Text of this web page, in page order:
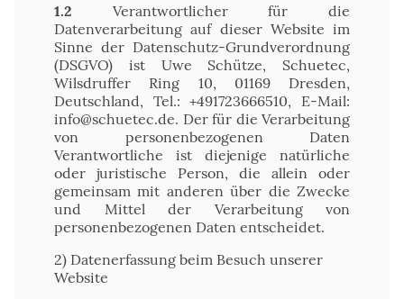
1.2 Verantwortlicher für die
Datenverarbeitung auf dieser Website im
Sinne der Datenschutz-Grundverordnung
(DSGVO) ist Uwe Schütze, Schuetec,
Wilsdruffer Ring 10, 01169 Dresden,
Deutschland, Tel.: +491723666510, E-Mail:
info@schuetec.de. Der für die Verarbeitung
von personenbezogenen Daten
Verantwortliche ist diejenige natürliche
oder juristische Person, die allein oder
gemeinsam mit anderen über die Zwecke
und Mittel der Verarbeitung von
personenbezogenen Daten entscheidet.
2) Datenerfassung beim Besuch unserer
Website